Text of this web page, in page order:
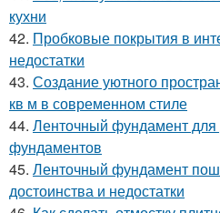
кухни
42. Пробковые покрытия в
недостатки
43. Создание уютного
кв м в современном стиле
44. Ленточный фундамент
фундаментов
45. Ленточный фундамент
достоинства и недостатки